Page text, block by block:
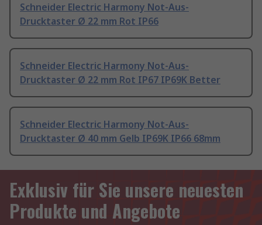
Schneider Electric Harmony Not-Aus-
Drucktaster Ø 22 mm Rot IP66
Schneider Electric Harmony Not-Aus-
Drucktaster Ø 22 mm Rot IP67 IP69K Better
Schneider Electric Harmony Not-Aus-
Drucktaster Ø 40 mm Gelb IP69K IP66 68mm
Exklusiv für Sie unsere neuesten
Produkte und Angebote